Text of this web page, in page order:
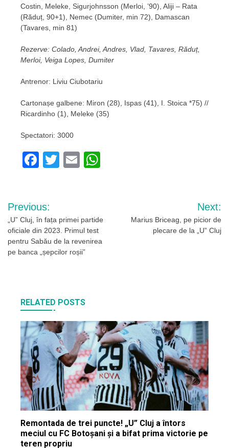
Costin, Meleke, Sigurjohnsson (Merloi, ’90), Aliji – Rata
(Răduț, 90+1), Nemec (Dumiter, min 72), Damascan
(Tavares, min 81)
Rezerve: Colado, Andrei, Andres, Vlad, Tavares, Răduț,
Merloi, Veiga Lopes, Dumiter
Antrenor: Liviu Ciubotariu
Cartonașe galbene: Miron (28), Ispas (41), I. Stoica *75) //
Ricardinho (1), Meleke (35)
Spectatori: 3000
Facebook
Twitter
Email
Navigare
în
articole
Previous:
„U” Cluj, în fața primei partide
oficiale din 2023. Primul test
pentru Sabău de la revenirea
pe banca „șepcilor roșii”
Next:
Marius Briceag, pe picior de
plecare de la „U” Cluj
RELATED POSTS
Remontada de trei puncte! „U” Cluj a întors
meciul cu FC Botoșani și a bifat prima victorie pe
teren propriu